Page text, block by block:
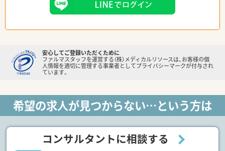
安心してご登録いただくために
ファルマスタッフを運営する（株）メディカルリソースは、お客様の個
人情報を適切に管理する事業者としてプライバシーマークが付与され
ています。
希望の求人が見つからない…という方は
コンサルタントに相談する